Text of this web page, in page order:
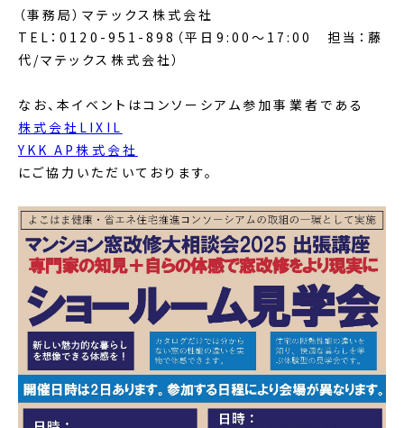
（事務局）マテックス株式会社
TEL：0120-951-898（平日9:00～17:00 担当：藤
代/マテックス株式会社）
なお、本イベントはコンソーシアム参加事業者である
株式会社LIXIL
YKK AP株式会社
にご協力いただいております。